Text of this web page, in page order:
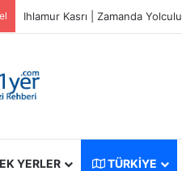
Ihlamur Kasrı | Zamanda
YERLER TÜRKIYE